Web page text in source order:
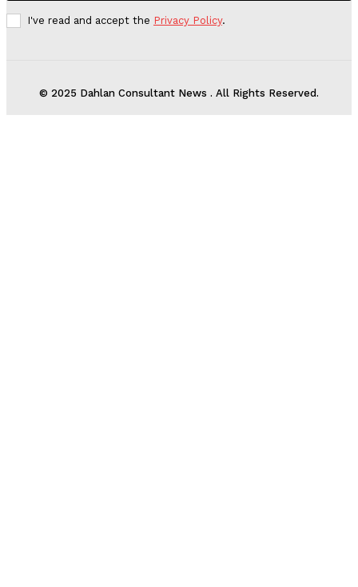
I've read and accept the Privacy Policy.
© 2025 Dahlan Consultant News . All Rights Reserved.